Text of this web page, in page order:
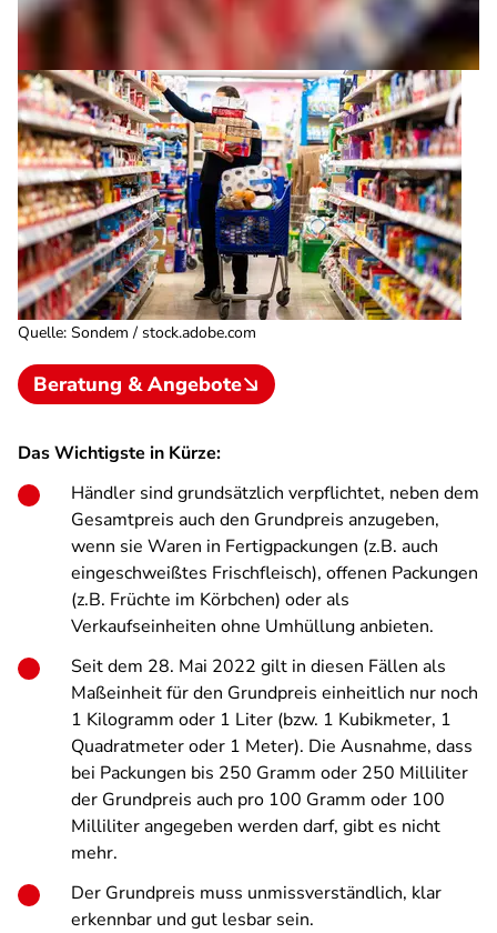
Quelle: Sondem / stock.adobe.com
Beratung & Angebote
Das Wichtigste in Kürze:
Händler sind grundsätzlich verpflichtet, neben dem
Gesamtpreis auch den Grundpreis anzugeben,
wenn sie Waren in Fertigpackungen (z.B. auch
eingeschweißtes Frischfleisch), offenen Packungen
(z.B. Früchte im Körbchen) oder als
Verkaufseinheiten ohne Umhüllung anbieten.
Seit dem 28. Mai 2022 gilt in diesen Fällen als
Maßeinheit für den Grundpreis einheitlich nur noch
1 Kilogramm oder 1 Liter (bzw. 1 Kubikmeter, 1
Quadratmeter oder 1 Meter). Die Ausnahme, dass
bei Packungen bis 250 Gramm oder 250 Milliliter
der Grundpreis auch pro 100 Gramm oder 100
Milliliter angegeben werden darf, gibt es nicht
mehr.
Der Grundpreis muss unmissverständlich, klar
erkennbar und gut lesbar sein.